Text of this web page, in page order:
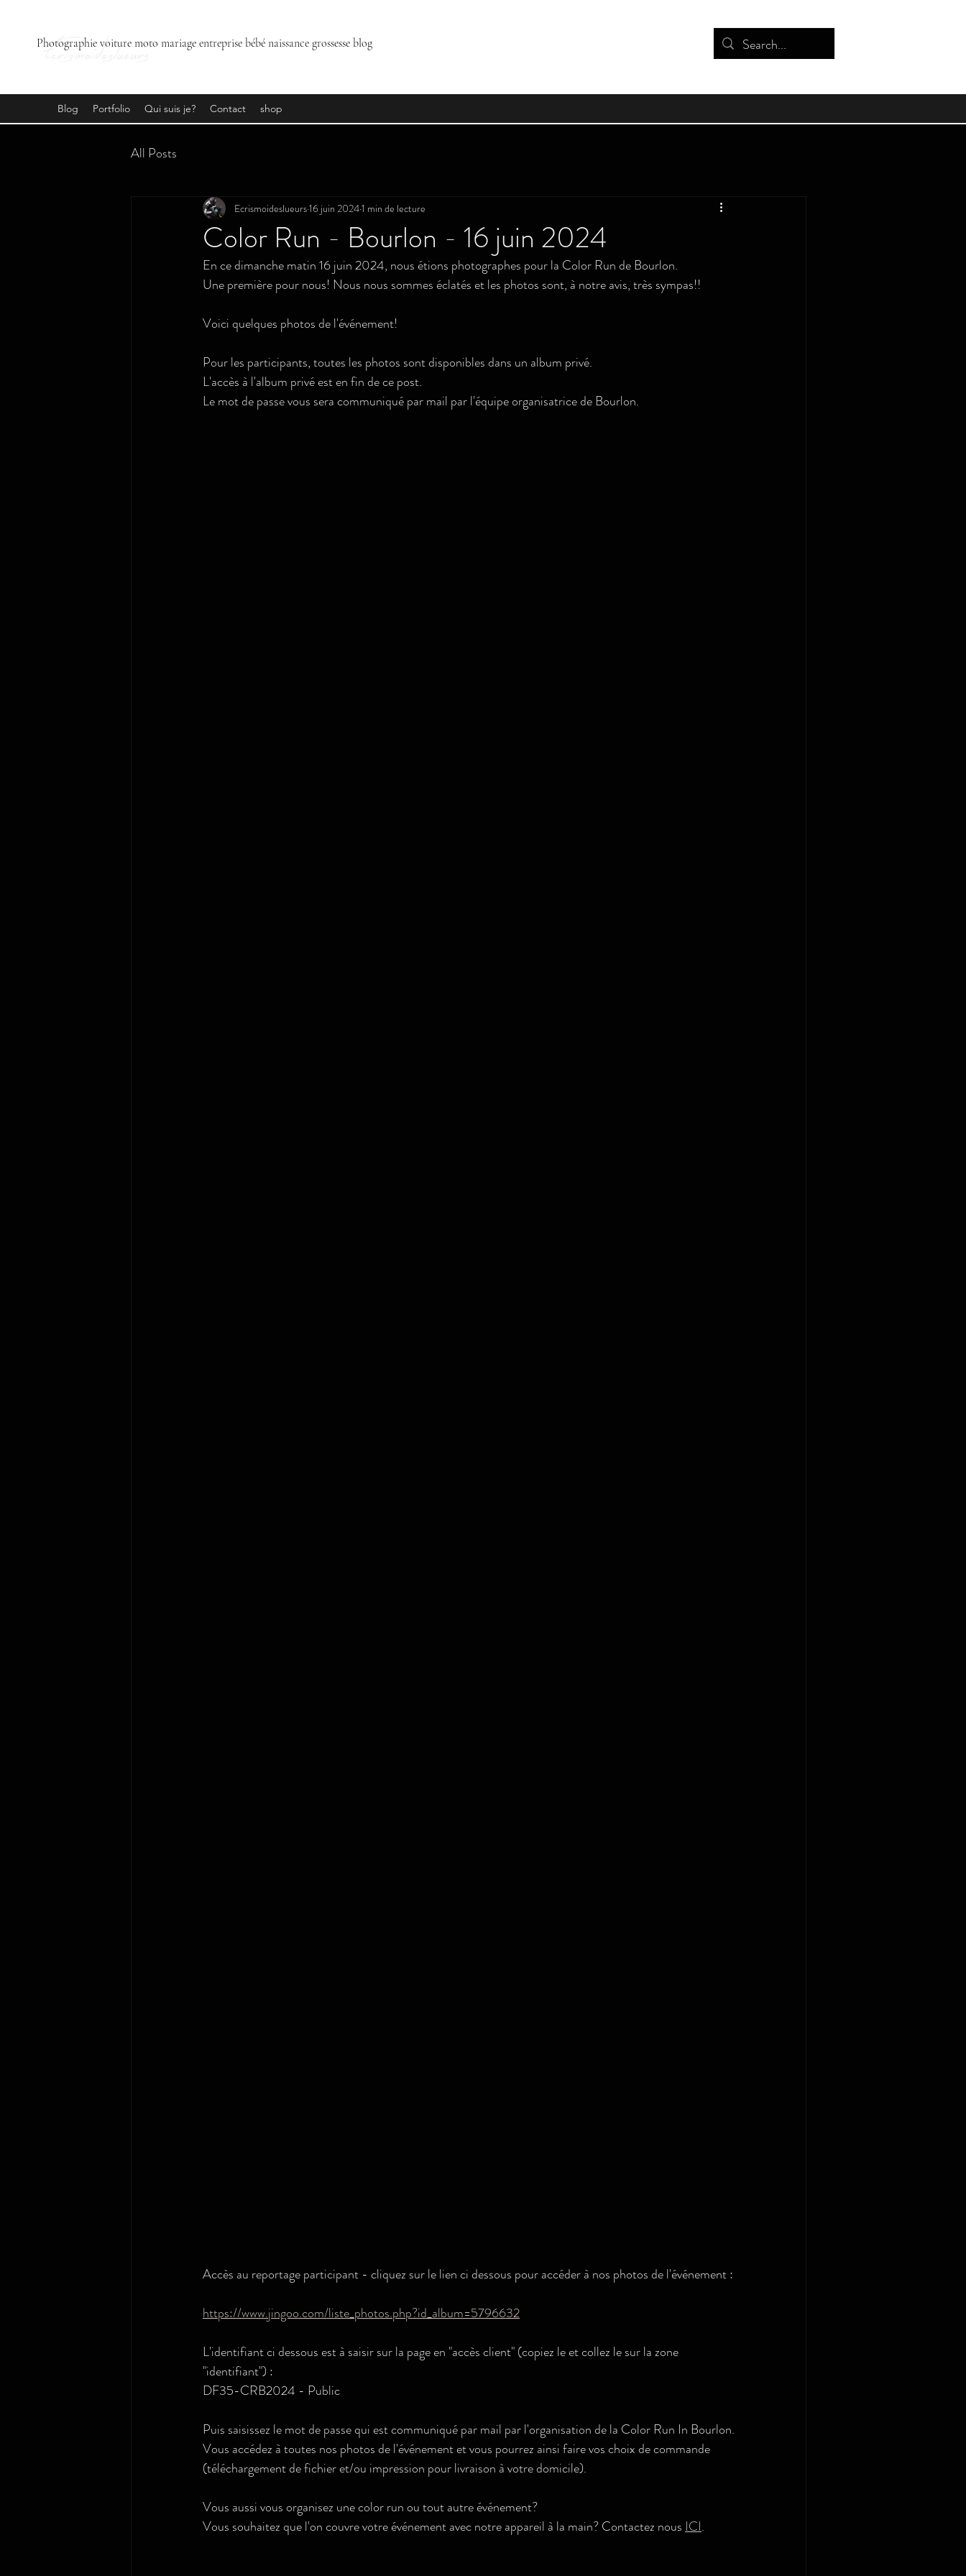
Ecrismoideslueurs
Photographie voiture moto mariage entreprise bébé naissance grossesse blog
Blog Portfolio Qui suis je? Contact shop
All Posts
Color Run - Bourlon - 16 juin 2024
Ecrismoideslueurs16 juin 20241 min de lecture
En ce dimanche matin 16 juin 2024, nous étions photographes pour la Color Run de Bourlon.
Une première pour nous! Nous nous sommes éclatés et les photos sont, à notre avis, très sympas!!
Voici quelques photos de l'événement!
Pour les participants, toutes les photos sont disponibles dans un album privé.
L'accès à l'album privé est en fin de ce post.
Le mot de passe vous sera communiqué par mail par l'équipe organisatrice de Bourlon.
Accès au reportage participant - cliquez sur le lien ci dessous pour accéder à nos photos de l'événement :
https://www.jingoo.com/liste_photos.php?id_album=5796632
L'identifiant ci dessous est à saisir sur la page en "accès client" (copiez le et collez le sur la zone
"identifiant") :
DF35-CRB2024 - Public
Puis saisissez le mot de passe qui est communiqué par mail par l'organisation de la Color Run In Bourlon.
Vous accédez à toutes nos photos de l'événement et vous pourrez ainsi faire vos choix de commande
(téléchargement de fichier et/ou impression pour livraison à votre domicile).
Vous aussi vous organisez une color run ou tout autre événement?
Vous souhaitez que l'on couvre votre événement avec notre appareil à la main? Contactez nous ICI.